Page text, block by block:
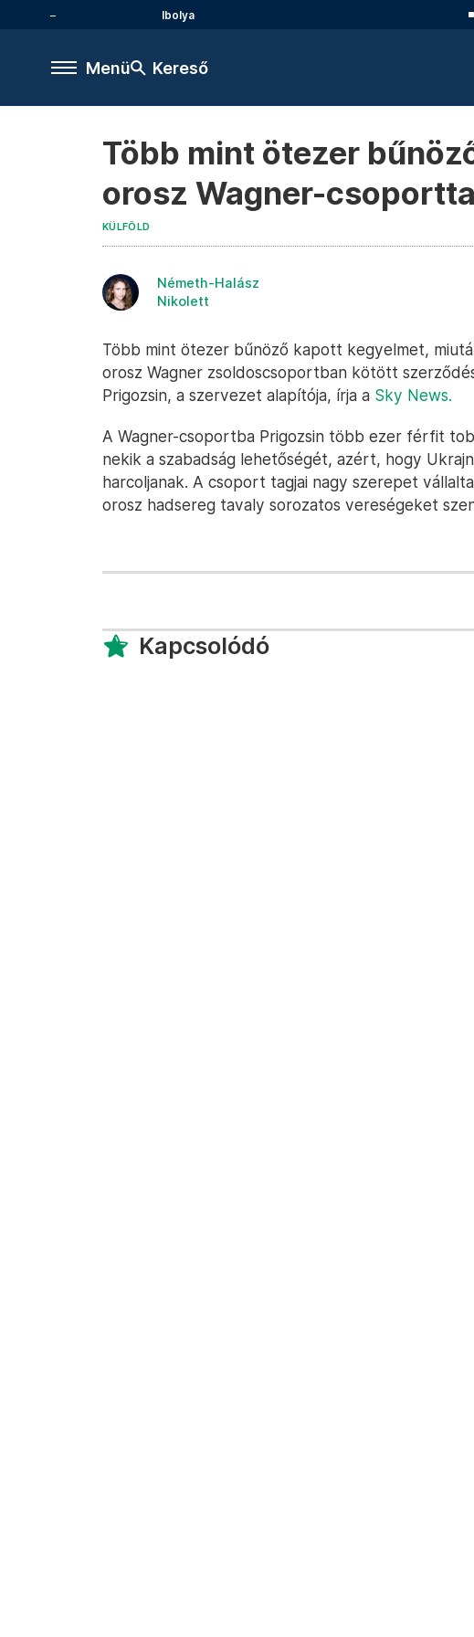
Ibolya
Menü Kereső
Több mint ötezer
orosz Wagner-
KÜLFÖLD
Németh-Halász
Nikolett
Több mint ötezer bűnöző kapott kegyelmet,
orosz Wagner zsoldoscsoportban kötött
Prigozsin, a szervezet alapítója, írja a Sky News.
A Wagner-csoportba Prigozsin több ezer férfit
nekik a szabadság lehetőségét, azért, hogy
harcoljanak. A csoport tagjai nagy szerepet
orosz hadsereg tavaly sorozatos vereségeket
Kapcsolódó